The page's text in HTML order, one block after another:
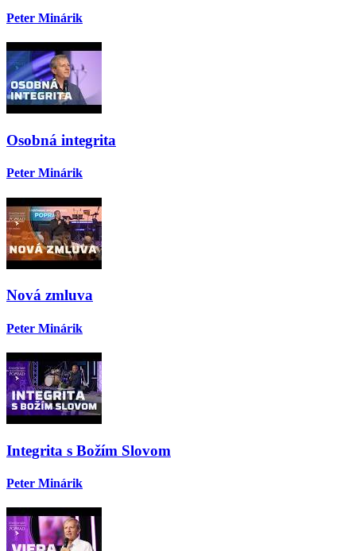
Peter Minárik
Osobná integrita
Peter Minárik
Nová zmluva
Peter Minárik
Integrita s Božím Slovom
Peter Minárik